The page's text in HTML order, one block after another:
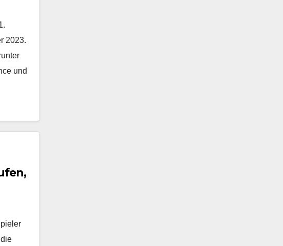
2023.
und